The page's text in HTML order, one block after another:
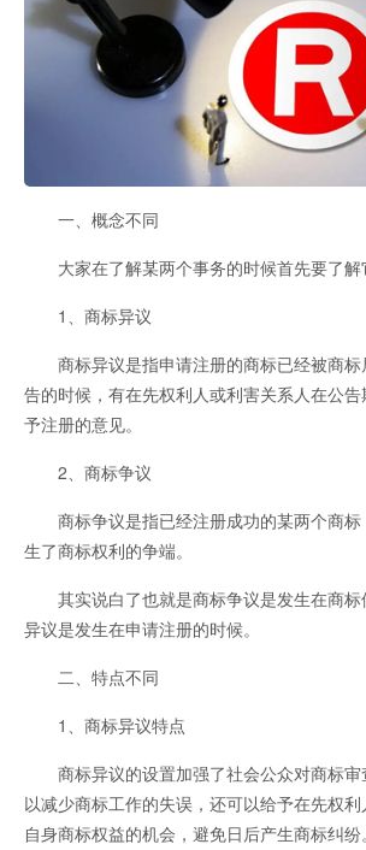
一、概念不同
大家在了解某两个事务的时候首先要了解
1、商标异议
商标异议是指申请注册的商标已经被商标
告的时候，有在先权利人或利害关系人在公
予注册的意见。
2、商标争议
商标争议是指已经注册成功的某两个商标
生了商标权利的争端。
其实说白了也就是商标争议是发生在商标
异议是发生在申请注册的时候。
二、特点不同
1、商标异议特点
商标异议的设置加强了社会公众对商标审
以减少商标工作的失误，还可以给予在先权
自身商标权益的机会，避免日后产生商标纠纷。